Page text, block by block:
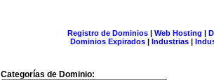
Registro de Dominios| Web Hosting |
Dominios Expirados | Industrias |
Categorías de Dominio: